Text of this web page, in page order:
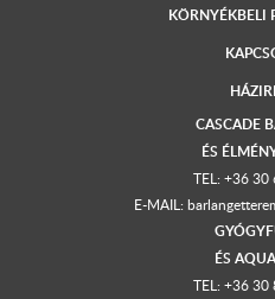
KÖRNYÉKBELI
CASCADE
ÉS
TEL: +36 30
E-MAIL:
ÉS
TEL: +36 30